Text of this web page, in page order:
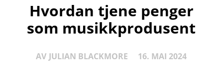
Hvordan tjene penger
som musikkprodusent
AV JULIAN BLACKMORE 16. MAI 2024